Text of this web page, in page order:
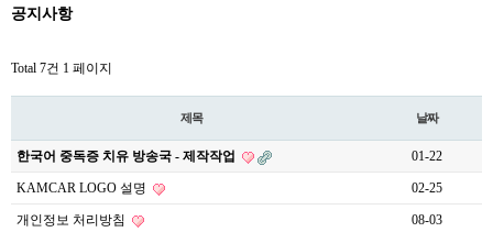
공지사항
Total 7건 1 페이지
제목 날짜
한국어 중독증 치유 방송국 - 제작작업 01-22
KAMCAR LOGO 설명 02-25
개인정보 처리방침 08-03